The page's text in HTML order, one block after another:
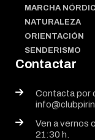
MARCHA
NATURALEZA
ORIENTACIÓN
SENDERISMO
Contactar
Contacta por
Ven a vernos
21:30 h.